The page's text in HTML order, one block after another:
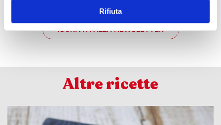
Rifiuta
ISCRIVITI ALLA NEWSLETTER
Altre ricette